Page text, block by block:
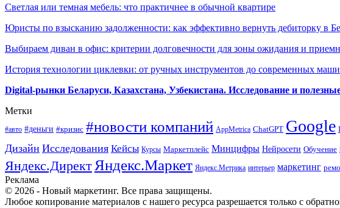
Светлая или темная мебель: что практичнее в обычной квартире
Юристы по взысканию задолженности: как эффективно вернуть дебиторку в
Выбираем диван в офис: критерии долговечности для зоны ожидания и
История технологии циклевки: от ручных инструментов до современных
Digital-рынки Беларуси, Казахстана, Узбекистана. Исследование и
Метки
#авто #деньги #кризис #новости компаний AppMetrica ChatGPT Google
Дизайн Исследования Кейсы Курсы Маркетплейс Минцифры Нейросети Обучение
Яндекс.ДиректЯндекс.Маркет Яндекс.Метрика интерьер маркетинг
Реклама
© 2026 - Новый маркетинг. Все права защищены.
Любое копирование материалов с нашего ресурса разрешается только с